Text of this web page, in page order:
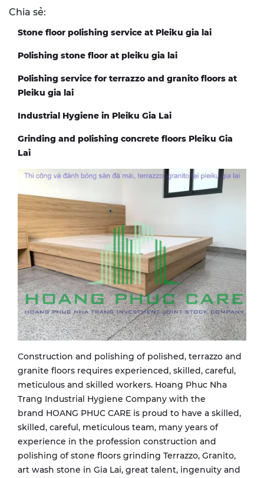
Chia sẻ:
Stone floor polishing service at Pleiku gia lai
Polishing stone floor at pleiku gia lai
Polishing service for terrazzo and granito floors at
Pleiku gia lai
Industrial Hygiene in Pleiku Gia Lai
Grinding and polishing concrete floors Pleiku Gia
Lai
Construction and polishing of polished, terrazzo and
granite floors requires experienced, skilled, careful,
meticulous and skilled workers. Hoang Phuc Nha
Trang Industrial Hygiene Company with the
brand HOANG PHUC CARE is proud to have a skilled,
skilled, careful, meticulous team, many years of
experience in the profession construction and
polishing of stone floors grinding Terrazzo, Granito,
art wash stone in Gia Lai, great talent, ingenuity and